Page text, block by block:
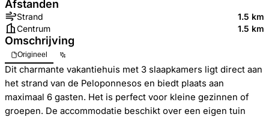
Afstanden
Strand
1.5 km
Centrum
1.5 km
Omschrijving
Origineel
Dit charmante vakantiehuis met 3 slaapkamers ligt direct aan
het strand van de Peloponnesos en biedt plaats aan
maximaal 6 gasten. Het is perfect voor kleine gezinnen of
groepen. De accommodatie beschikt over een eigen tuin